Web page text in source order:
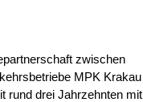
zwischen
MPK Krakau
rund drei Jahrzehnten mit